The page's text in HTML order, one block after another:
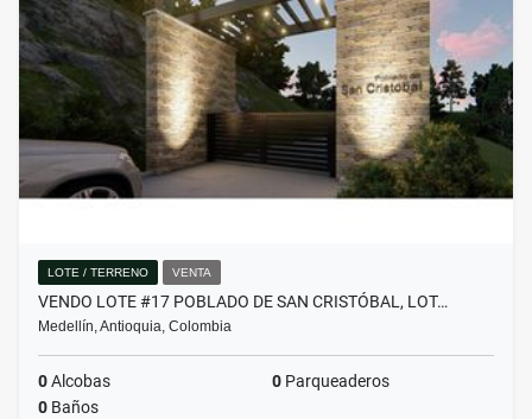
LOTE / TERRENO VENTA
VENDO LOTE #17 POBLADO DE SAN CRISTÓBAL, LOT…
Medellín, Antioquia, Colombia
0Alcobas 0 Parqueaderos
0 Baños